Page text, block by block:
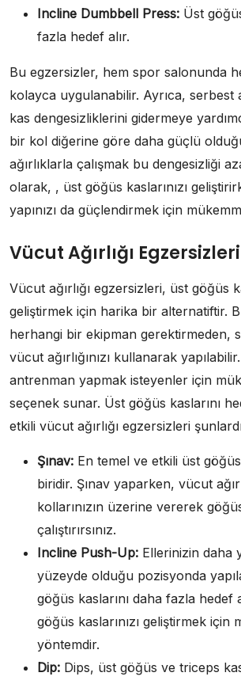
Incline Dumbbell Press: Üst
fazla hedef alır.
Bu egzersizler, hem spor salonunda
kolayca uygulanabilir. Ayrıca, serbest
kas dengesizliklerini gidermeye
bir kol diğerine göre daha güçlü
ağırlıklarla çalışmak bu dengesizliği
olarak, , üst göğüs kaslarınızı
yapınızı da güçlendirmek için
Vücut Ağırlığı Egzersizleri
Vücut ağırlığı egzersizleri, üst göğüs
geliştirmek için harika bir alternatiftir.
herhangi bir ekipman gerektirmeden,
vücut ağırlığınızı kullanarak
antrenman yapmak isteyenler için
seçenek sunar. Üst göğüs kaslarını
etkili vücut ağırlığı egzersizleri
Şınav: En temel ve etkili üst
biridir. Şınav yaparken, vücut
kollarınızın üzerine vererek
çalıştırırsınız.
Incline Push-Up: Ellerinizin daha
yüzeyde olduğu pozisyonda
göğüs kaslarını daha fazla hedef
göğüs kaslarınızı geliştirmek için
yöntemdir.
Dip: Dips, üst göğüs ve triceps